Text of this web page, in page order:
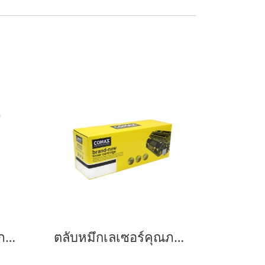
ตลับหมึกเลเซอร์คุณภาพสูงสำหรับ Canon รุ่น Drum 029 ตลับหมึกเลเซอร์คุณภาพสูงสำหรับ Canon รุ่น 054 M